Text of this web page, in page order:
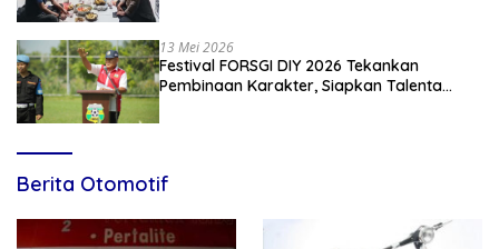
13 Mei 2026
Festival FORSGI DIY 2026 Tekankan
Pembinaan Karakter, Siapkan Talenta
Berita Otomotif